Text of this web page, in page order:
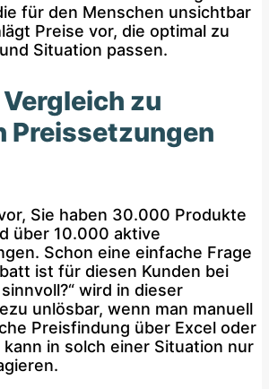
für den Menschen unsichtbar
Preise vor, die optimal zu
Situation passen.
zu
Preissetzungen
Sie haben 30.000 Produkte
über 10.000 aktive
Schon eine einfache Frage
ist für diesen Kunden bei
wird in dieser
unlösbar, wenn man manuell
Preisfindung über Excel oder
in solch einer Situation nur